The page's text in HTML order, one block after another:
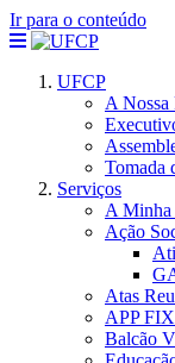
Ir para o conteúdo
UFCP
A Nossa
Tomada
Serviços
A Minha
Ação
Atas
APP
Balcão